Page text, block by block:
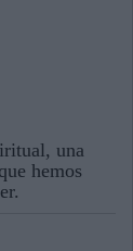
una
hemos